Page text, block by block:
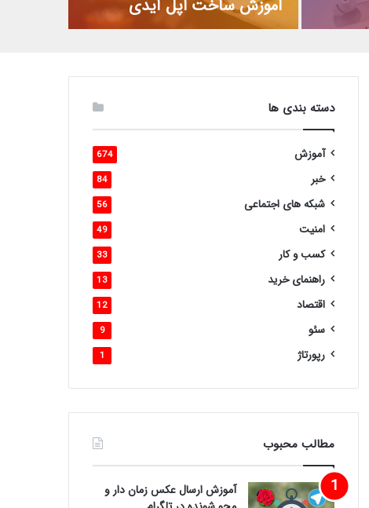
آموزش ساخت اپل آیدی
دسته بندی ها
آموزش 674
خبر 84
شبکه های اجتماعی 56
امنیت 49
کسب و کار 33
راهنمای خرید 13
اقتصاد 12
سئو 9
رپورتاژ 1
مطالب محبوب
آموزش ارسال عکس زمان دار و